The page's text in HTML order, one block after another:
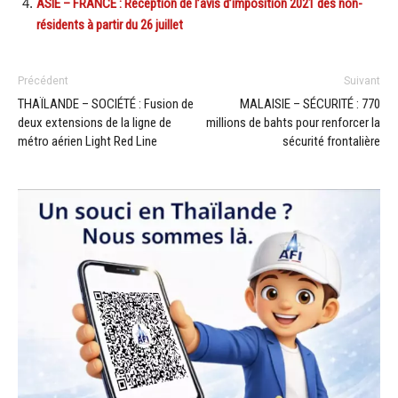
ASIE – FRANCE : Réception de l’avis d’imposition 2021 des non-
résidents à partir du 26 juillet
Précédent
THAÏLANDE – SOCIÉTÉ : Fusion de
deux extensions de la ligne de
métro aérien Light Red Line
Suivant
MALAISIE – SÉCURITÉ : 770
millions de bahts pour renforcer la
sécurité frontalière